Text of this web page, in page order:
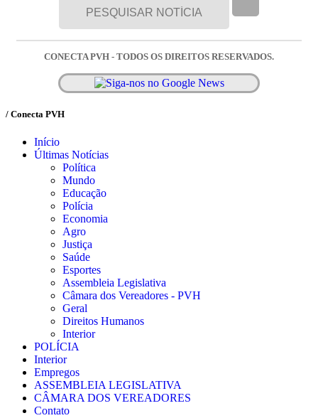
CONECTA PVH - TODOS OS DIREITOS RESERVADOS.
/ Conecta PVH
Início
Últimas Notícias
Política
Mundo
Educação
Polícia
Economia
Agro
Justiça
Saúde
Esportes
Assembleia Legislativa
Câmara dos Vereadores - PVH
Geral
Direitos Humanos
Interior
POLÍCIA
Interior
Empregos
ASSEMBLEIA LEGISLATIVA
CÂMARA DOS VEREADORES
Contato